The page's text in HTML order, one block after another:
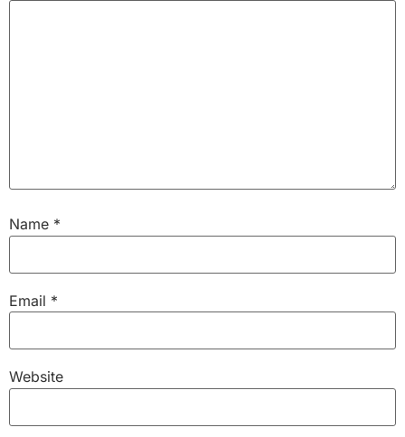
Name *
Email *
Website